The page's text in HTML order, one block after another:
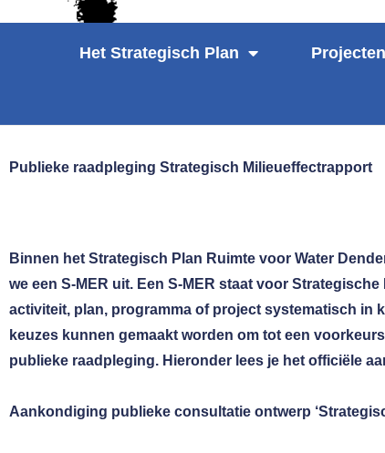
Het Strategisch Plan
Publieke raadpleging Strategisch Milieueffectrapport
Binnen het Strategisch Plan Ruimte voor Water
we een S-MER uit. Een S-MER staat voor
activiteit, plan, programma of project systematisch in
keuzes kunnen gemaakt worden om tot een
publieke raadpleging. Hieronder lees je het officiële
Aankondiging publieke consultatie ontwerp